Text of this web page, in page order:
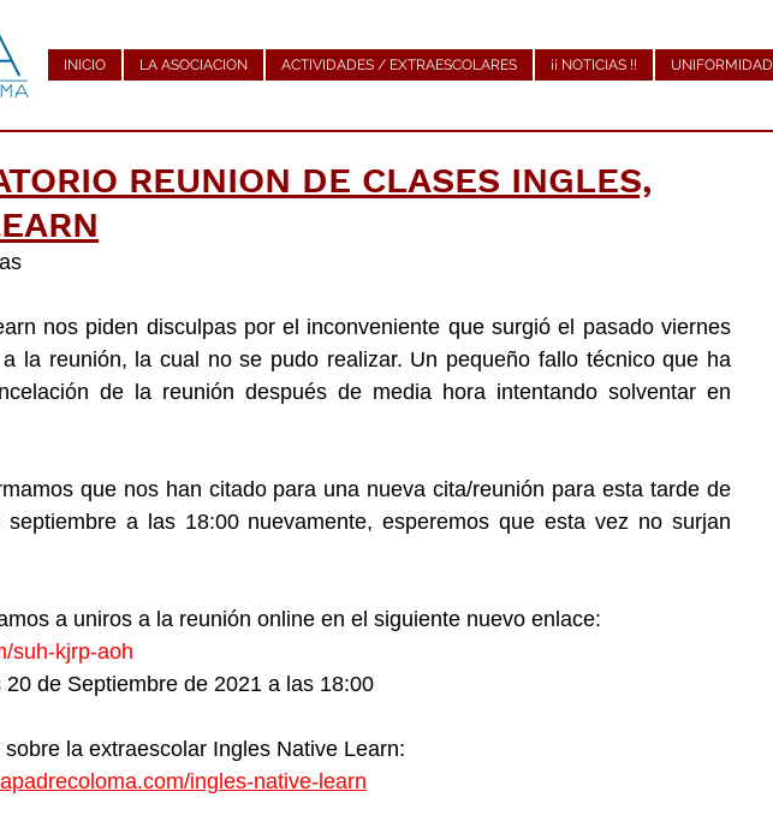
INICIO LA ASOCIACION ACTIVIDADES / EXTRAESCOLARES ¡¡ NOTICIAS !! UNIFORMIDAD
REUNION DE CLASES INGLES,
nos piden disculpas por el inconveniente que surgió el pasado viernes
la reunión, la cual no se pudo realizar. Un pequeño fallo técnico que ha
de la reunión después de media hora intentando solventar en
que nos han citado para una nueva cita/reunión para esta tarde de
septiembre a las 18:00 nuevamente, esperemos que esta vez no surjan
a uniros a la reunión online en el siguiente nuevo enlace:
suh-kjrp-aoh
20 de Septiembre de 2021 a las 18:00
la extraescolar Ingles Native Learn:
ingles-native-learn